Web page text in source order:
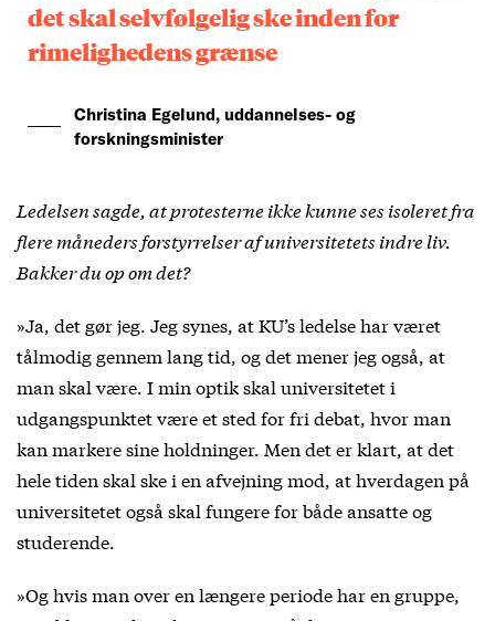
det skal selvfølgelig ske inden for
rimelighedens grænse
Christina Egelund, uddannelses- og
forskningsminister
Ledelsen sagde, at protesterne ikke kunne ses isoleret fra
flere måneders forstyrrelser af universitetets indre liv.
Bakker du op om det?
»Ja, det gør jeg. Jeg synes, at KU’s ledelse har været
tålmodig gennem lang tid, og det mener jeg også, at
man skal være. I min optik skal universitetet i
udgangspunktet være et sted for fri debat, hvor man
kan markere sine holdninger. Men det er klart, at det
hele tiden skal ske i en afvejning mod, at hverdagen på
universitetet også skal fungere for både ansatte og
studerende.
»Og hvis man over en længere periode har en gruppe,